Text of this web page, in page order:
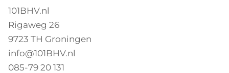
101BHV.nl
Rigaweg 26
9723 TH Groningen
info@101BHV.nl
085-79 20 131